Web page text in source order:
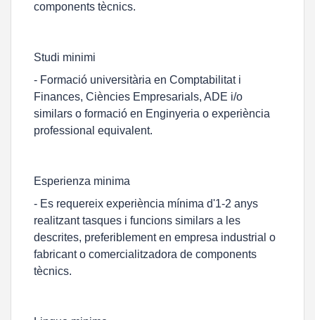
components tècnics.
Studi minimi
- Formació universitària en Comptabilitat i
Finances, Ciències Empresarials, ADE i/o
similars o formació en Enginyeria o experiència
professional equivalent.
Esperienza minima
- Es requereix experiència mínima d'1-2 anys
realitzant tasques i funcions similars a les
descrites, preferiblement en empresa industrial o
fabricant o comercialitzadora de components
tècnics.